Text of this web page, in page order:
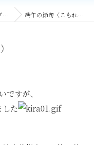
端午の節句（こもれびの里）
ですが、
た